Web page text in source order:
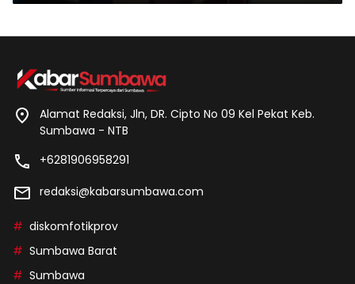
Alamat Redaksi, Jln, DR. Cipto No 09 Kel Pekat Keb.
Sumbawa - NTB
+6281906958291
redaksi@kabarsumbawa.com
diskomfotikprov
Sumbawa Barat
Sumbawa